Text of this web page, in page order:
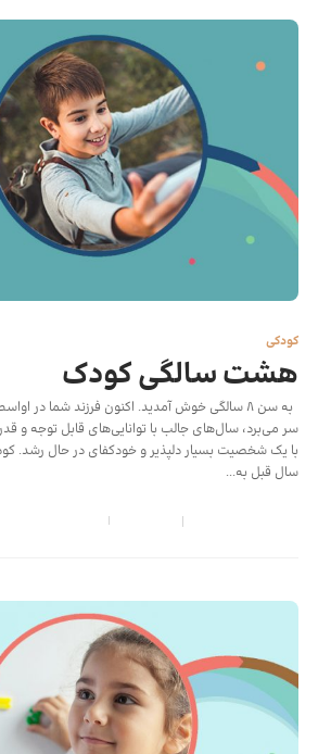
کودکی
هشت سالگی کودک
به سن 8 سالگی خوش آمدید. اکنون فرزند شما در
سر می‌برد، سال‌های جالب با توانایی‌های قابل توجه و
با یک شخصیت بسیار دلپذیر و خودکفای در حال رشد.
سال قبل به...